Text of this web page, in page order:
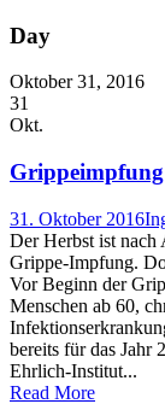
Day
Oktober 31, 2016
31
Okt.
Grippeimpfung
31. Oktober 2016
Der Herbst ist nach
Grippe-Impfung.
Vor Beginn der
Menschen ab 60,
bereits für das Jahr
Ehrlich-Institut...
Read More